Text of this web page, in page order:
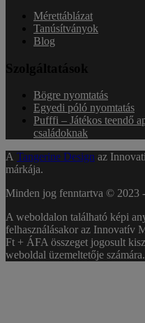
Mérettáblázat
Tanúsítványok
Blog
Szolgáltatások
Bögre nyomtatás
Egyedi póló nyomtatás
Pufffi – Játékos teendő
családoknak
A Tangerine Design az
márkája.
Minden jog fenntartva © 2023 -
A weboldalon található képi
felhasználásakor az Innovatív
Ft + ÁFA összeget jogosult
weboldal üzemeltetője számára.